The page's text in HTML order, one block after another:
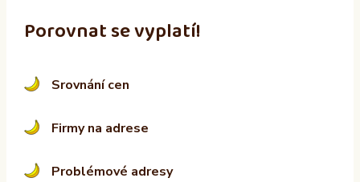
Porovnat se vyplatí!
Srovnání cen
Firmy na adrese
Problémové adresy